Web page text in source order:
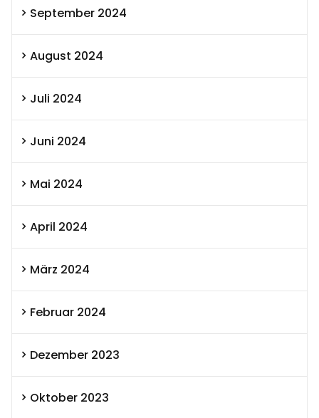
September 2024
August 2024
Juli 2024
Juni 2024
Mai 2024
April 2024
März 2024
Februar 2024
Dezember 2023
Oktober 2023